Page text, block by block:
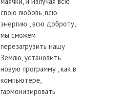
свою любовь, всю
энергию , всю доброту,
мы сможем
перезагрузить нашу
Землю, установить
новую программу , как в
компьютере,
гармонизировать